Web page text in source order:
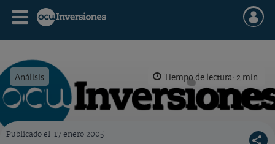
Análisis Tiempo de lectura: 2 min.
Publicado el 17 enero 2005